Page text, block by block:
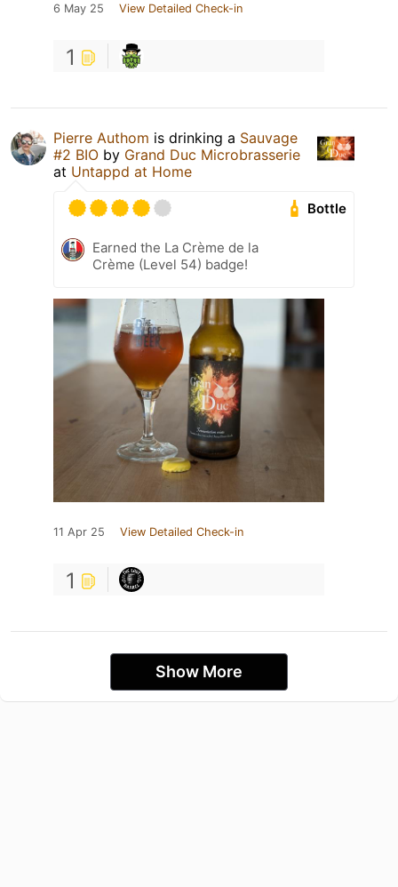
6 May 25 View Detailed Check-in
1
Pierre Authom is drinking a Sauvage
#2 BIO by Grand Duc Microbrasserie
at Untappd at Home
Bottle
Earned the La Crème de la
Crème (Level 54) badge!
11 Apr 25 View Detailed Check-in
1
Show More